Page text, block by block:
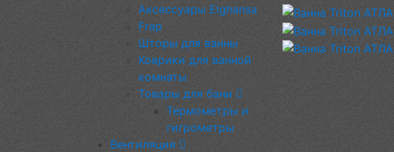
Аксессуары Elghansa
Frap
Шторы для ванны
Коврики для ванной
комнаты
Товары для бани
Термометры и
гигрометры
Вентиляция